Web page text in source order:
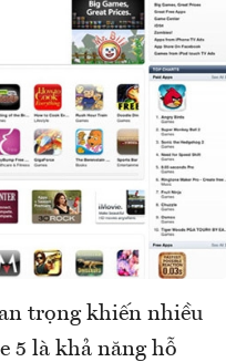
trọng khiến nhiều
5 là khả năng hỗ